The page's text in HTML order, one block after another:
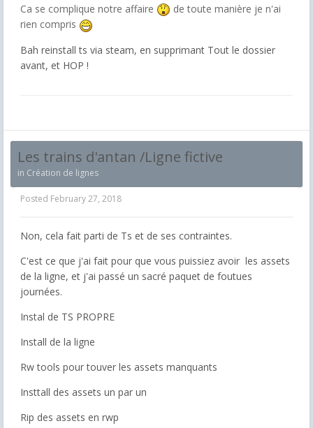
Ca se complique notre affaire
de toute manière je n'ai
rien compris
Bah reinstall ts via steam, en supprimant Tout le dossier
avant, et HOP !
Les trains d'antan /Ligne fictive
in Création de lignes
Posted February 27, 2018
Non, cela fait parti de Ts et de ses contraintes.
C'est ce que j'ai fait pour que vous puissiez avoir les assets
de la ligne, et j'ai passé un sacré paquet de foutues
journées.
Instal de TS PROPRE
Install de la ligne
Rw tools pour touver les assets manquants
Insttall des assets un par un
Rip des assets en rwp